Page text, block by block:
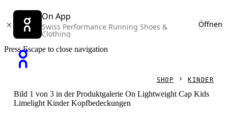
On App
Swiss Performance Running Shoes &
Clothing
Öffnen
Press Escape to close navigation
SHOP KINDER
Bild 1 von 3 in der Produktgalerie On Lightweight Cap Kids
Limelight Kinder Kopfbedeckungen